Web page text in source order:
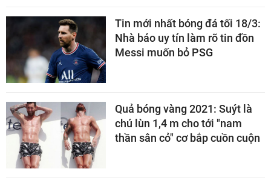
Tin mới nhất bóng đá tối 18/3:
Nhà báo uy tín làm rõ tin đồn
Messi muốn bỏ PSG
Quả bóng vàng 2021: Suýt là
chú lùn 1,4 m cho tới "nam
thần sân cỏ" cơ bắp cuồn cuộn